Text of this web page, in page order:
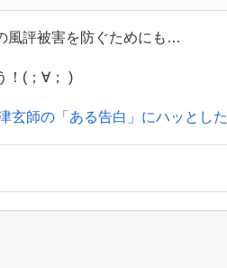
風評被害を防ぐためにも…
！(；∀； )
玄師の「ある告白」にハッとした